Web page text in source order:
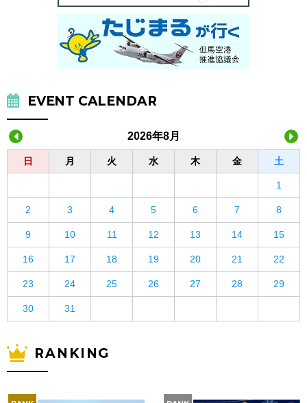
EVENT CALENDAR
2026年8月
日 月 火 水 木 金 土
1
2 3 4 5 6 7 8
9 10 11 12 13 14 15
16 17 18 19 20 21 22
23 24 25 26 27 28 29
30 31
RANKING